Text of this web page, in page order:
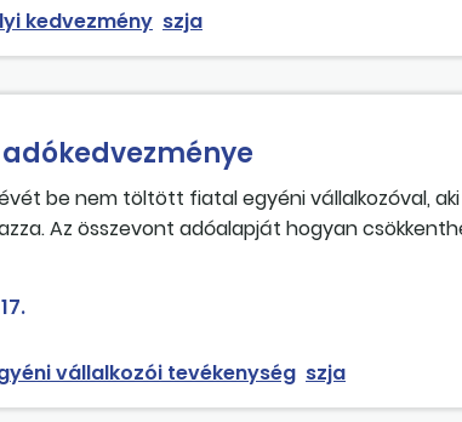
kedvezmény szja
be nem töltött fiatal egyéni vállalkozóval,
Az összevont adóalapját hogyan
vállalkozói tevékenység szja